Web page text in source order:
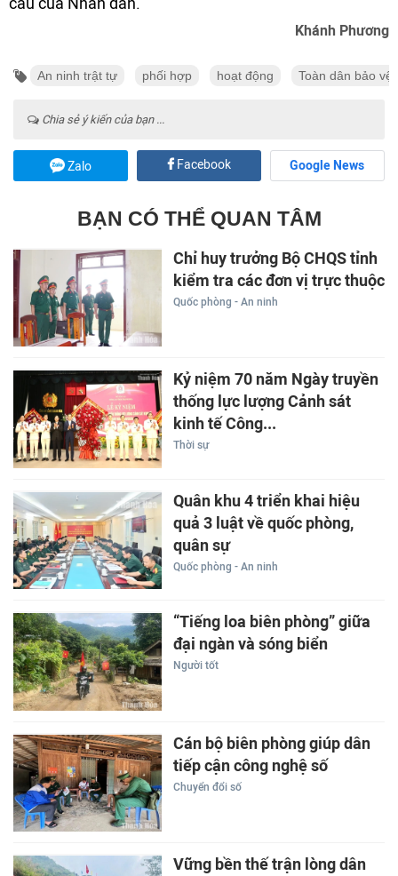
Khánh Phương
An ninh trật tự phối hợp hoạt động Toàn dân bảo vệ
Chia sẻ ý kiến của bạn ...
Zalo Facebook Google News
BẠN CÓ THỂ QUAN TÂM
Chỉ huy trưởng Bộ CHQS tỉnh
kiểm tra các đơn vị trực thuộc
Quốc phòng - An ninh
Kỷ niệm 70 năm Ngày truyền
thống lực lượng Cảnh sát
kinh tế Công...
Thời sự
Quân khu 4 triển khai hiệu
quả 3 luật về quốc phòng,
quân sự
Quốc phòng - An ninh
“Tiếng loa biên phòng” giữa
đại ngàn và sóng biển
Người tốt
Cán bộ biên phòng giúp dân
tiếp cận công nghệ số
Chuyển đổi số
Vững bền thế trận lòng dân